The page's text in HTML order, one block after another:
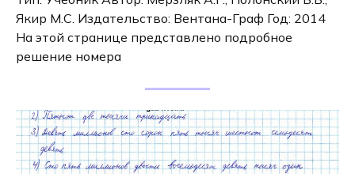
Якир М.С. Издательство: Вентана-Граф Год: 2014
На этой странице представлено подробное
решение номера